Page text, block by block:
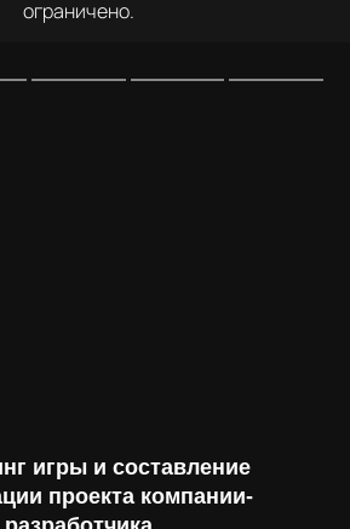
ограничено.
игры и составление
проекта компании-